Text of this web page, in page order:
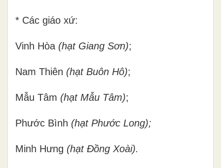
* Các giáo xứ:
Vinh Hòa (hạt Giang Sơn);
Nam Thiên (hạt Buôn Hô);
Mẫu Tâm (hạt Mẫu Tâm);
Phước Bình (hạt Phước Long);
Minh Hưng (hạt Đồng Xoài).